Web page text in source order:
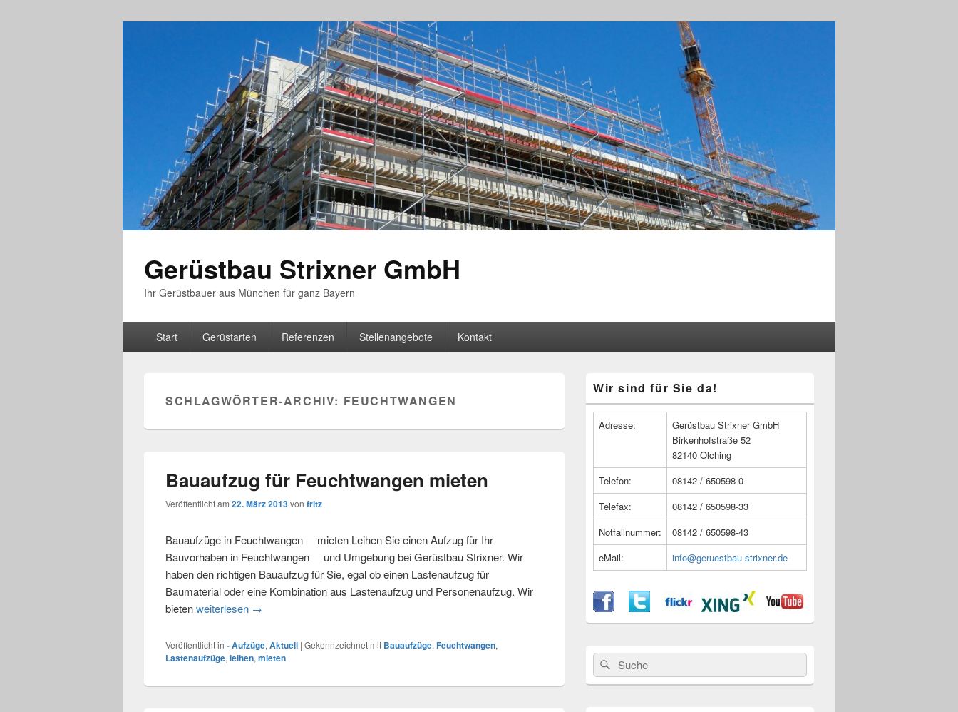
Gerüstbau Strixner GmbH
Ihr Gerüstbauer aus München für ganz Bayern
Start Gerüstarten Referenzen Stellenangebote Kontakt
SCHLAGWÖRTER-ARCHIV: FEUCHTWANGEN
Bauaufzug für Feuchtwangen mieten
Veröffentlicht am 22. März 2013von fritz
Bauaufzüge in Feuchtwangen mieten Leihen Sie einen Aufzug für Ihr
Bauvorhaben in Feuchtwangen und Umgebung bei Gerüstbau Strixner. Wir
haben den richtigen Bauaufzug für Sie, egal ob einen Lastenaufzug für
Baumaterial oder eine Kombination aus Lastenaufzug und Personenaufzug. Wir
bietenweiterlesen Bauaufzug für Feuchtwangen mieten
→
Veröffentlicht in - Aufzüge, Aktuell | Gekennzeichnet mit Bauaufzüge, Feuchtwangen,
Lastenaufzüge, leihen, mieten
Seitenleisten
Widget-
Wir sind für Sie da!
Adresse:
Gerüstbau Strixner GmbH
Birkenhofstraße 52
82140 Olching
Telefon:
08142 / 650598-0
Telefax:
08142 / 650598-33
Notfallnummer:
08142 / 650598-43
eMail:
info@geruestbau-strixner.de
Suche
nach: